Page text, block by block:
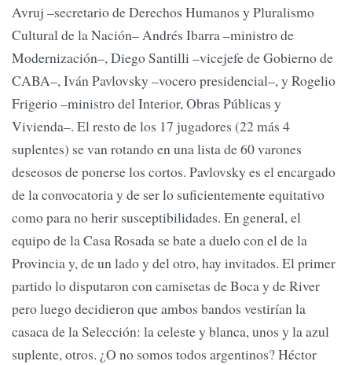
Avruj –secretario de Derechos Humanos y Pluralismo
Cultural de la Nación– Andrés Ibarra –ministro de
Modernización–, Diego Santilli –vicejefe de Gobierno de
CABA–, Iván Pavlovsky –vocero presidencial–, y Rogelio
Frigerio –ministro del Interior, Obras Públicas y
Vivienda–. El resto de los 17 jugadores (22 más 4
suplentes) se van rotando en una lista de 60 varones
deseosos de ponerse los cortos. Pavlovsky es el encargado
de la convocatoria y de ser lo suficientemente equitativo
como para no herir susceptibilidades. En general, el
equipo de la Casa Rosada se bate a duelo con el de la
Provincia y, de un lado y del otro, hay invitados. El primer
partido lo disputaron con camisetas de Boca y de River
pero luego decidieron que ambos bandos vestirían la
casaca de la Selección: la celeste y blanca, unos y la azul
suplente, otros. ¿O no somos todos argentinos? Héctor